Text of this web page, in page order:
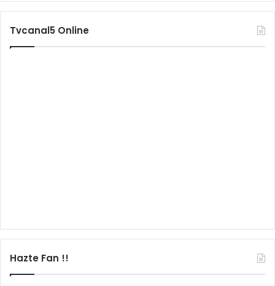
Tvcanal5 Online
Hazte Fan !!